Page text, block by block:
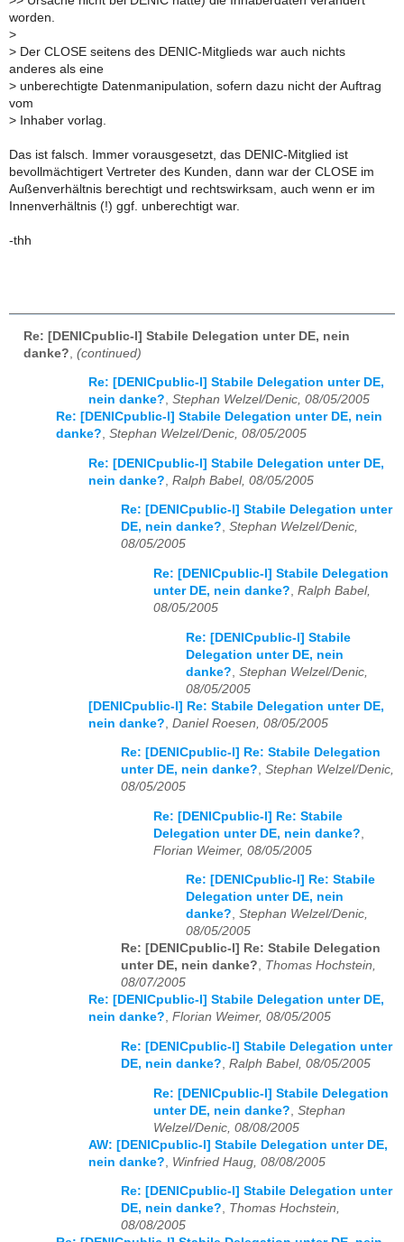
worden.
>
> Der CLOSE seitens des DENIC-Mitglieds war auch nichts
anderes als eine
> unberechtigte Datenmanipulation, sofern dazu nicht der Auftrag
vom
> Inhaber vorlag.
Das ist falsch. Immer vorausgesetzt, das DENIC-Mitglied ist
bevollmächtigert Vertreter des Kunden, dann war der CLOSE im
Außenverhältnis berechtigt und rechtswirksam, auch wenn er im
Innenverhältnis (!) ggf. unberechtigt war.
-thh
Re: [DENICpublic-l] Stabile Delegation unter DE, nein
danke? (continued)
Re: [DENICpublic-l] Stabile Delegation unter DE,
nein danke?, Stephan Welzel/Denic, 08/05/2005
Re: [DENICpublic-l] Stabile Delegation unter DE, nein
danke?, Stephan Welzel/Denic, 08/05/2005
Re: [DENICpublic-l] Stabile Delegation unter DE,
nein danke? Ralph Babel, 08/05/2005
Re: [DENICpublic-l] Stabile Delegation unter
DE, nein danke?, Stephan Welzel/Denic,
08/05/2005
Re: [DENICpublic-l] Stabile Delegation
unter DE, nein danke? Ralph Babel,
08/05/2005
Re: [DENICpublic-l] Stabile
Delegation unter DE, nein
danke? Stephan Welzel/Denic,
08/05/2005
[DENICpublic-l] Re: Stabile Delegation unter DE,
nein danke? Daniel Roesen, 08/05/2005
Re: [DENICpublic-l] Re: Stabile Delegation
unter DE, nein danke?, Stephan Welzel/Denic,
08/05/2005
Re: [DENICpublic-l] Re: Stabile
Delegation unter DE, nein danke?
Florian Weimer, 08/05/2005
Re: [DENICpublic-l] Re: Stabile
Delegation unter DE, nein
danke?, Stephan Welzel/Denic,
08/05/2005
Re: [DENICpublic-l] Re: Stabile Delegation
unter DE, nein danke?, Thomas Hochstein,
08/07/2005
Re: [DENICpublic-l] Stabile Delegation unter DE,
nein danke?, Florian Weimer, 08/05/2005
Re: [DENICpublic-l] Stabile Delegation unter
DE, nein danke? Ralph Babel, 08/05/2005
Re: [DENICpublic-l] Stabile Delegation
unter DE, nein danke? Stephan
Welzel/Denic, 08/08/2005
AW: [DENICpublic-l] Stabile Delegation unter DE,
nein danke?
Winfried Haug, 08/08/2005
Re: [DENICpublic-l] Stabile Delegation unter
DE, nein danke?, Thomas Hochstein,
08/08/2005